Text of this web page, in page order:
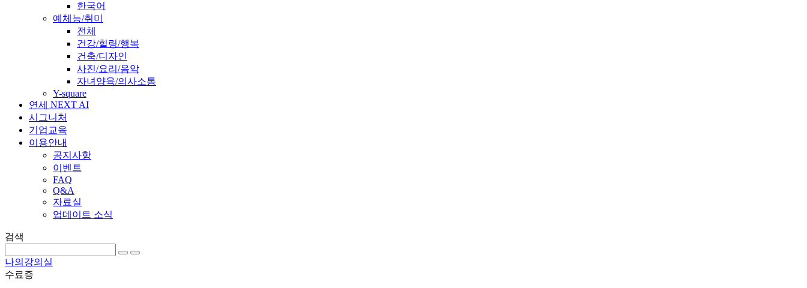
한국어
예체능/취미
전체
건강/힐링/행복
건축/디자인
사진/요리/음악
자녀양육/의사소통
Y-square
연세 NEXT AI
시그니처
기업교육
이용안내
공지사항
이벤트
FAQ
Q&A
자료실
업데이트 소식
검색
나의강의실
수료증